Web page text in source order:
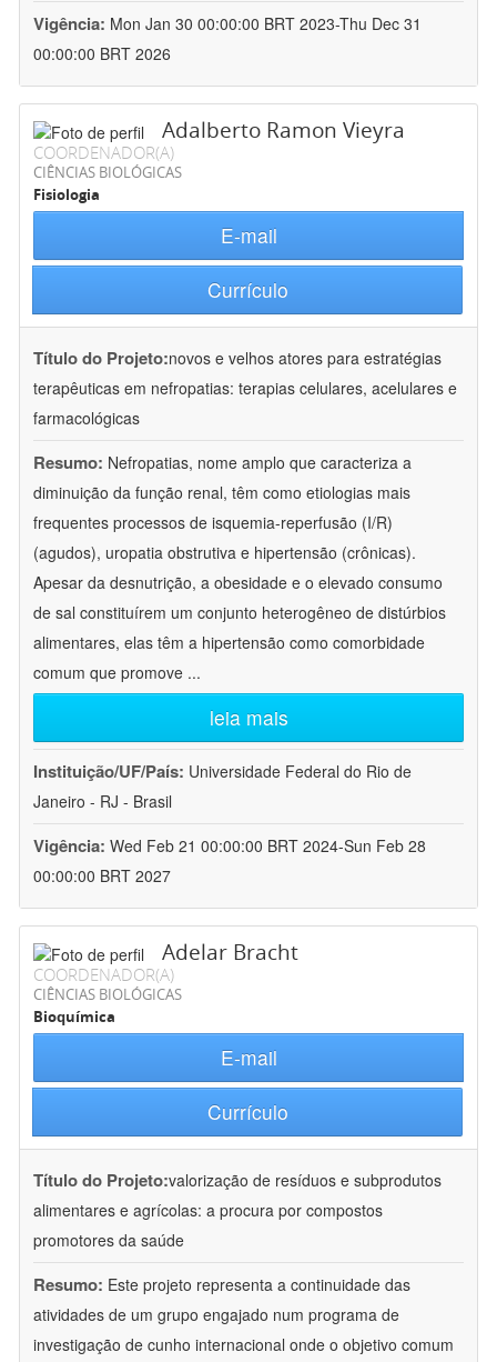
Vigência: Mon Jan 30 00:00:00 BRT 2023-Thu Dec 31
00:00:00 BRT 2026
Adalberto Ramon Vieyra
COORDENADOR(A)
CIÊNCIAS BIOLÓGICAS
Fisiologia
E-mail
Currículo
Título do Projeto:novos e velhos atores para estratégias
terapêuticas em nefropatias: terapias celulares, acelulares e
farmacológicas
Resumo: Nefropatias, nome amplo que caracteriza a
diminuição da função renal, têm como etiologias mais
frequentes processos de isquemia-reperfusão (I/R)
(agudos), uropatia obstrutiva e hipertensão (crônicas).
Apesar da desnutrição, a obesidade e o elevado consumo
de sal constituírem um conjunto heterogêneo de distúrbios
alimentares, elas têm a hipertensão como comorbidade
comum que promove ...
leia mais
Instituição/UF/País: Universidade Federal do Rio de
Janeiro - RJ - Brasil
Vigência: Wed Feb 21 00:00:00 BRT 2024-Sun Feb 28
00:00:00 BRT 2027
Adelar Bracht
COORDENADOR(A)
CIÊNCIAS BIOLÓGICAS
Bioquímica
E-mail
Currículo
Título do Projeto:valorização de resíduos e subprodutos
alimentares e agrícolas: a procura por compostos
promotores da saúde
Resumo: Este projeto representa a continuidade das
atividades de um grupo engajado num programa de
investigação de cunho internacional onde o objetivo comum